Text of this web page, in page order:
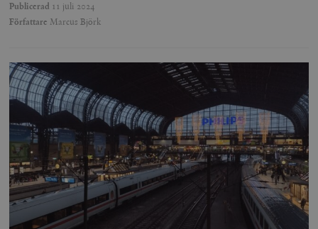
Publicerad 11 juli 2024
Författare Marcus Björk